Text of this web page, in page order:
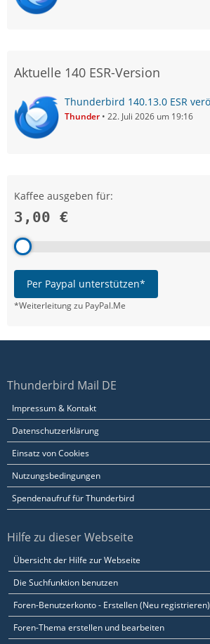
Aktuelle 140 ESR-Version
Thunderbird 140.13.0 ESR
Thunder 22. Juli 2026 um 19:16
Kaffee ausgeben für:
3,00 €
Per Paypal unterstützen*
*Weiterleitung zu PayPal.Me
Thunderbird Mail DE
Impressum & Kontakt
Datenschutzerklärung
Einsatz von Cookies
Nutzungsbedingungen
Spendenaufruf für Thunderbird
Hilfe zu dieser Webseite
Übersicht der Hilfe zur Webseite
Die Suchfunktion benutzen
Foren-Benutzerkonto - Erstellen (Neu registrieren)
Foren-Thema erstellen und bearbeiten